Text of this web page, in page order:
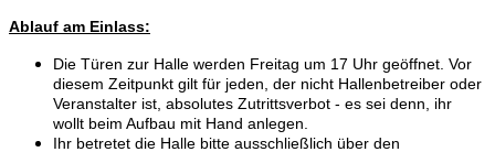
Ablauf am Einlass:
Die Türen zur Halle werden Freitag um 17 Uhr geöffnet. Vor
diesem Zeitpunkt gilt für jeden, der nicht Hallenbetreiber oder
Veranstalter ist, absolutes Zutrittsverbot - es sei denn, ihr
wollt beim Aufbau mit Hand anlegen.
Ihr betretet die Halle bitte ausschließlich über den